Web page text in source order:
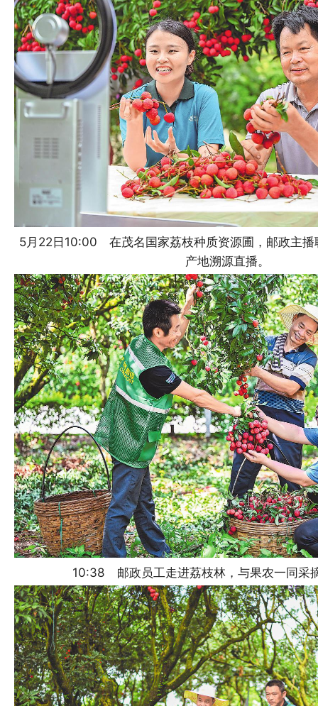
5月22日10:00 在茂名国家荔枝种质资源圃，邮政主播
产地溯源直播。
10:38 邮政员工走进荔枝林，与果农一同采